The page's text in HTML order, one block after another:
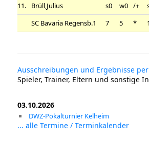
11.
Brüll,Julius s0 w0 /+
SC Bavaria Regensb.1
7 5 *
Ausschreibungen und Ergebnisse
Spieler, Trainer, Eltern und sonstige
03.10.2026
DWZ-Pokalturnier Kelheim
... alle Termine / Terminkalender